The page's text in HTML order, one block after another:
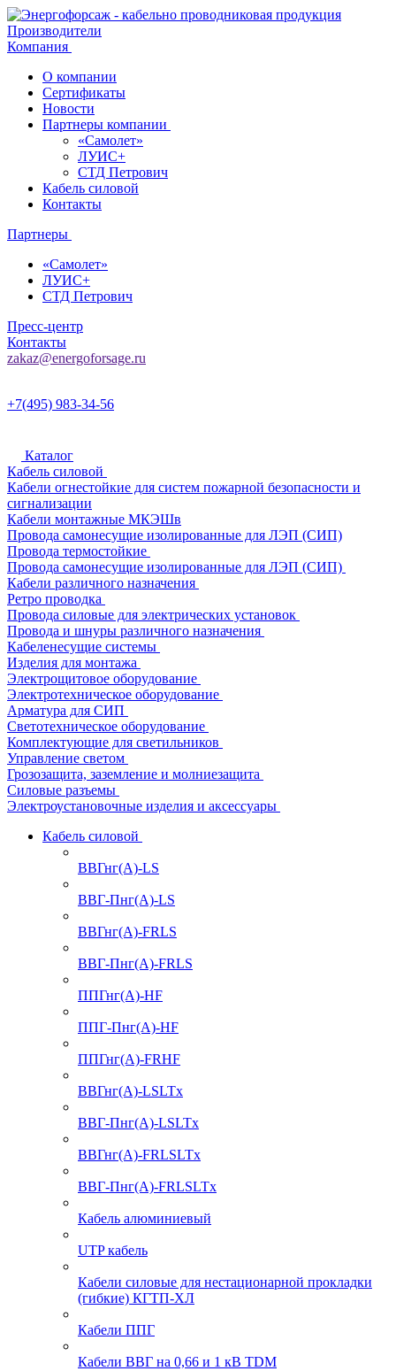
Производители
Компания
О компании
Сертификаты
Новости
Партнеры компании
«Самолет»
ЛУИС+
СТД Петрович
Кабель силовой
Контакты
Партнеры
«Самолет»
ЛУИС+
СТД Петрович
Пресс-центр
Контакты
zakaz@energoforsage.ru
+7(495) 983-34-56
Каталог
Кабель силовой
Кабели огнестойкие для систем пожарной безопасности и
сигнализации
Кабели монтажные МКЭШв
Провода самонесущие изолированные для ЛЭП (СИП)
Провода термостойкие
Провода самонесущие изолированные для ЛЭП (СИП)
Кабели различного назначения
Ретро проводка
Провода силовые для электрических установок
Провода и шнуры различного назначения
Кабеленесущие системы
Изделия для монтажа
Электрощитовое оборудование
Электротехническое оборудование
Арматура для СИП
Светотехническое оборудование
Комплектующие для светильников
Управление светом
Грозозащита, заземление и молниезащита
Силовые разъемы
Электроустановочные изделия и аксессуары
Кабель силовой
ВВГнг(А)-LS
ВВГ-Пнг(А)-LS
ВВГнг(А)-FRLS
ВВГ-Пнг(А)-FRLS
ППГнг(А)-HF
ППГ-Пнг(А)-HF
ППГнг(А)-FRHF
ВВГнг(А)-LSLTx
ВВГ-Пнг(А)-LSLTx
ВВГнг(А)-FRLSLTx
ВВГ-Пнг(А)-FRLSLTx
Кабель алюминиевый
UTP кабель
Кабели силовые для нестационарной прокладки
(гибкие) КГТП-ХЛ
Кабели ППГ
Кабели ВВГ на 0,66 и 1 кВ TDM